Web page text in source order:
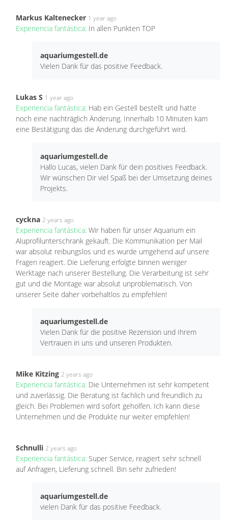
Markus Kaltenecker 1 year ago
Experiencia fantástica: In allen Punkten TOP
aquariumgestell.de
Vielen Dank für das positive Feedback.
Lukas S 1 year ago
Experiencia fantástica: Hab ein Gestell bestellt und hatte
noch eine nachträglich Änderung. Innerhalb 10 Minuten kam
eine Bestätigung das die Änderung durchgeführt wird.
aquariumgestell.de
Hallo Lucas, vielen Dank für dein positives Feedback.
Wir wünschen Dir viel Spaß bei der Umsetzung deines
Projekts.
cyckna 2 years ago
Experiencia fantástica: Wir haben für unser Aquarium ein
Aluprofilunterschrank gekauft. Die Kommunikation per Mail
war absolut reibungslos und es wurde umgehend auf unsere
Fragen reagiert. Die Lieferung erfolgte binnen weniger
Werktage nach unserer Bestellung. Die Verarbeitung ist sehr
gut und die Montage war absolut unproblematisch. Von
unserer Seite daher vorbehaltlos zu empfehlen!
aquariumgestell.de
Vielen Dank für die positive Rezension und Ihrem
Vertrauen in uns und unseren Produkten.
Mike Kitzing 2 years ago
Experiencia fantástica: Die Unternehmen ist sehr kompetent
und zuverlässig. Die Beratung ist fachlich und freundlich zu
gleich. Bei Problemen wird sofort geholfen. Ich kann diese
Unternehmen und die Produkte nur weiter empfehlen!
Schnulli 2 years ago
Experiencia fantástica: Super Service, reagiert sehr schnell
auf Anfragen, Lieferung schnell. Bin sehr zufrieden!
aquariumgestell.de
vielen Dank für das positive Feedback.